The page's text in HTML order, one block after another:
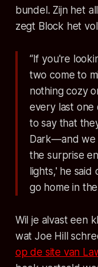
bundel. Zijn het
zegt Block het
“If you're
two come to
nothing cozy
every last one
to say that
Dark—and we
the surprise
lights,' he
go home in
Wil je alvast een
wat Joe Hill
op de site van